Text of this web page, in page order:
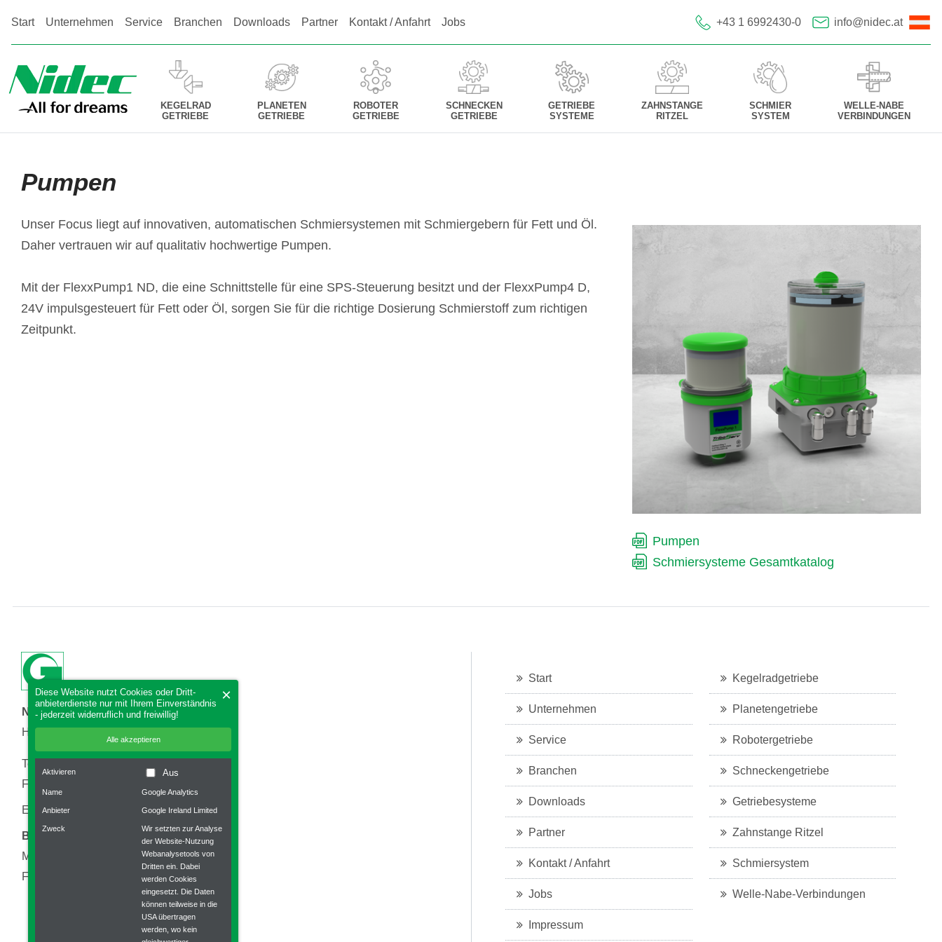
Start Unternehmen Service Branchen Downloads Partner Kontakt / Anfahrt Jobs +43 1 6992430-0 info@nidec.at
KEGELRAD
GETRIEBE
PLANETEN
GETRIEBE
ROBOTER
GETRIEBE
SCHNECKEN
GETRIEBE
GETRIEBE
SYSTEME
ZAHNSTANGE
RITZEL
SCHMIER
SYSTEM
WELLE-NABE
VERBINDUNGEN
Pumpen
Unser Focus liegt auf innovativen, automatischen Schmiersystemen mit Schmiergebern für Fett und Öl.
Daher vertrauen wir auf qualitativ hochwertige Pumpen.
Mit der FlexxPump1 ND, die eine Schnittstelle für eine SPS-Steuerung besitzt und der FlexxPump4 D,
24V impulsgesteuert für Fett oder Öl, sorgen Sie für die richtige Dosierung Schmierstoff zum richtigen
Zeitpunkt.
Pumpen
Schmiersysteme Gesamtkatalog
Nidec Graessner Austria GmbH
Hirschstettner Str. 19 /O/B0103, 1220 Wien
Telefon:
Fax:
Email:
Bürozeiten:
Montag - Donnerstag:
8:30 - 17:00
Freitag:
8:30 - 13:00
Start
Unternehmen
Service
Branchen
Downloads
Partner
Kontakt / Anfahrt
Jobs
Impressum
Kegelradgetriebe
Planetengetriebe
Robotergetriebe
Schneckengetriebe
Getriebesysteme
Zahnstange Ritzel
Schmiersystem
Welle-Nabe-Verbindungen
Diese Web­site nutzt Cookies oder Dritt­
anbieter­dienste nur mit Ihrem Ein­verständnis
- jeder­zeit wider­ruflich und frei­willig!
×
Alle akzeptieren
Aktivieren Aus
Name Google Analytics
Anbieter Google Ireland Limited
Zweck
Wir setzten zur Analyse
der Website-Nutzung
Webanalysetools von
Dritten ein. Dabei
werden Cookies
eingesetzt. Die Daten
können teilweise in die
USA übertragen
werden, wo kein